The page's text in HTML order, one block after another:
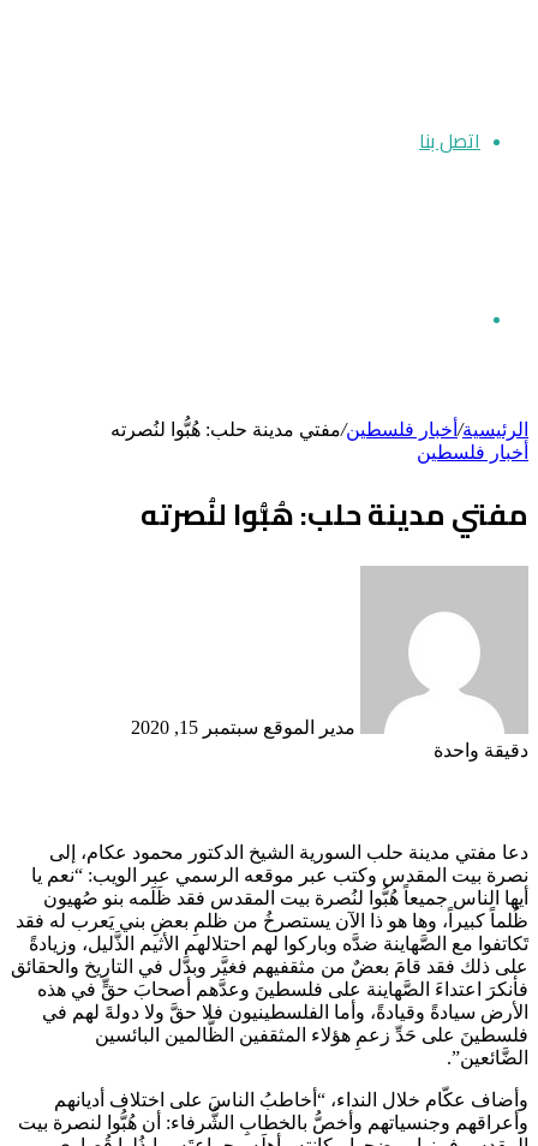
اتصل بنا
الرئيسية/ أخبار فلسطين/مفتي مدينة حلب: هُبُّوا لنُصرته
أخبار فلسطين
مفتي مدينة حلب: هُبُّوا لنُصرته
مدير الموقع سبتمبر 15, 2020
دقيقة واحدة
دعا مفتي مدينة حلب السورية الشيخ الدكتور محمود عكام، إلى
نصرة بيت المقدس وكتب عبر موقعه الرسمي عبر الويب: “نعم يا
أيها الناس جميعاً هُبُّوا لنُصرة بيت المقدس فقد ظَلَمه بنو صُهيون
ظُلماً كبيراً، وها هو ذا الآن يستصرخُ من ظلمِ بعضِ بني يَعرب له فقد
تَكاتفوا مع الصَّهاينة ضدَّه وباركوا لهم احتلالهم الأثيم الذَّليل، وزيادةً
على ذلك فقد قامَ بعضٌ من مثقفيهم فغيَّر وبدَّل في التاريخ والحقائق
فأنكرَ اعتداءَ الصَّهاينة على فلسطينَ وعدَّهم أصحابَ حقٍّ في هذه
الأرض سيادةً وقيادةً، وأما الفلسطينيون فلا حقَّ ولا دولةَ لهم في
فلسطينَ على حَدِّ زعمِ هؤلاء المثقفين الظَّالمين البائسين
الضَّائعين”.
وأضاف عكّام خلال النداء، “أخاطبُ الناسَ على اختلاف أديانهم
وأعراقهم وجنسياتهم وأخصُّ بالخطابِ الشُّرفاء: أن هُبُّوا لنصرة بيت